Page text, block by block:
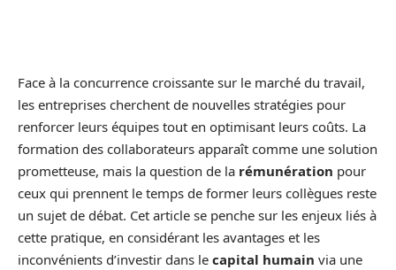
Face à la concurrence croissante sur le marché du travail,
les entreprises cherchent de nouvelles stratégies pour
renforcer leurs équipes tout en optimisant leurs coûts. La
formation des collaborateurs apparaît comme une solution
prometteuse, mais la question de la rémunération pour
ceux qui prennent le temps de former leurs collègues reste
un sujet de débat. Cet article se penche sur les enjeux liés à
cette pratique, en considérant les avantages et les
inconvénients d’investir dans le capital humain via une